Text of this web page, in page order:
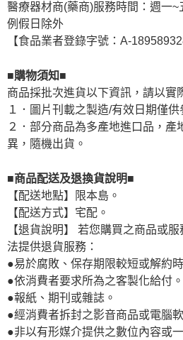
醫療器材商(藥商)服務時間：週一
例假日除外
【食品業者登錄字號：A-
■購物須知■
商品採批次進貨以下資訊，請以實
１．圖片刊載之製造/有效日期僅供
２．部分商品為多產地進口品，產
異，隨機出貨。
■商品配送及退換貨說明■
【配送地點】限本島。
【配送方式】宅配。
【退貨說明】 若您購買之商品或
法提供退貨服務：
●易於腐敗、保存期限較短或解約
●依消費者要求所為之客製化給付。
●報紙、期刊或雜誌。
●經消費者拆封之影音商品或電腦軟
●非以有形媒介提供之數位內容或